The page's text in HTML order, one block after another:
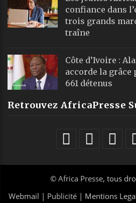
confiance dans
trois grands
traîne
Côte d’Ivoire :
accorde la
661 détenus
Retrouvez AfricaPresse
© Africa Presse, tous
Webmail | Publicité | Mentions